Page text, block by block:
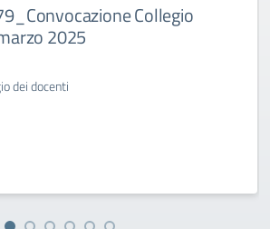
Collegio
2025
dei docenti